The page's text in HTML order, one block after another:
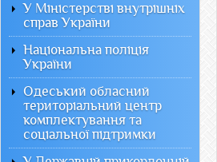
У Міністерстві внутрішніх
справ України
Національна поліція
України
Одеський обласний
територіальний центр
комплектування та
соціальної підтримки